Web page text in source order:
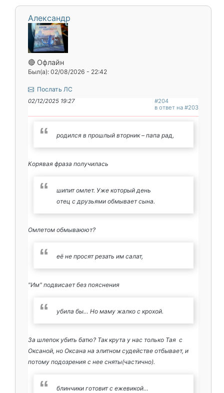
Александр
🔴 Офлайн
Был(а): 02/08/2026 - 22:42
Послать ЛС
02/12/2025 19:27
#204
в ответ на #203
родился в прошлый вторник – папа рад,
Корявая фраза получилась
шипит омлет. Уже который день
отец с друзьями обмывает сына.
Омлетом обмываюют?
её не просят резать им салат,
"Им" подвисает без пояснения
убила бы… Но маму жалко с крохой.
За шлепок убить батю? Так крута у нас только Тая с
Оксаной, но Оксана на элитном судействе отбывает, и
потому подозрения с нее сняты(частично).
блинчики готовит с ежевикой…